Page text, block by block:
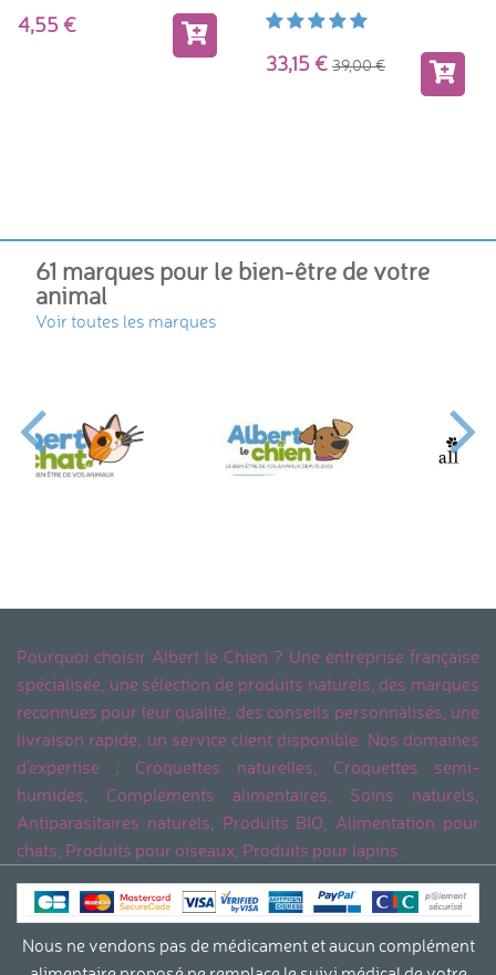
4,55
33,15 39,00
61 marques pour le bien-être de votre
animal
Voir toutes les marques
Pourquoi choisir Albert le Chien ? Une entreprise française
spécialisée, une sélection de produits naturels, des marques
reconnues pour leur qualité, des conseils personnalisés, une
livraison rapide, un service client disponible. Nos domaines
d'expertise ; Croquettes naturelles, Croquettes semi-
humides, Compléments alimentaires, Soins naturels,
Antiparasitaires naturels, Produits BIO, Alimentation pour
chats, Produits pour oiseaux, Produits pour lapins.
Nous ne vendons pas de médicament et aucun complément